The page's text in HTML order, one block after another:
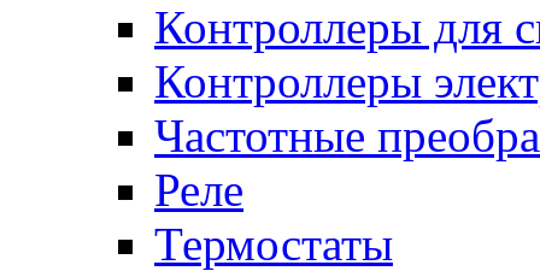
Контроллеры для
Контроллеры
Частотные
Реле
Термостаты